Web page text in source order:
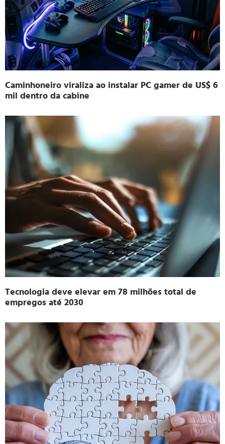
Caminhoneiro viraliza ao instalar PC gamer de US$ 6
mil dentro da cabine
Tecnologia deve elevar em 78 milhões total de
empregos até 2030